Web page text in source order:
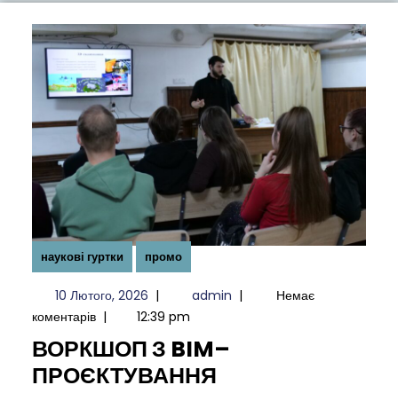
наукові гуртки промо
10 Лютого, 202610
Лютого,
2026
| admin admin
|
Немає
коментарів | 12:39 pm
ВОРКШОП З BIM–
ПРОЄКТУВАННЯ